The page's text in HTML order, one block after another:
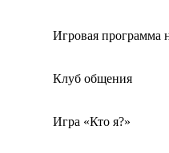
Игровая программа
Клуб общения
Игра «Кто я?»